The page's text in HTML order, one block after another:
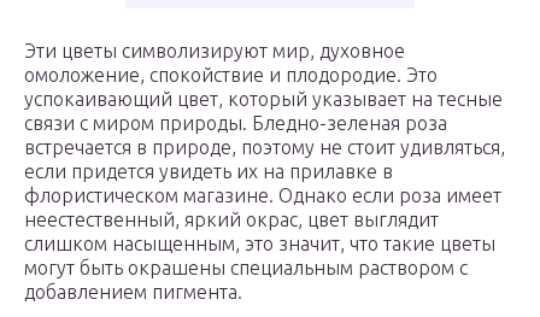
Эти цветы символизируют мир, духовное
омоложение, спокойствие и плодородие. Это
успокаивающий цвет, который указывает на тесные
связи с миром природы. Бледно-зеленая роза
встречается в природе, поэтому не стоит удивляться,
если придется увидеть их на прилавке в
флористическом магазине. Однако если роза имеет
неестественный, яркий окрас, цвет выглядит
слишком насыщенным, это значит, что такие цветы
могут быть окрашены специальным раствором с
добавлением пигмента.